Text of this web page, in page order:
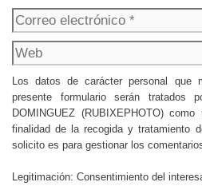
Los datos de carácter personal que
presente formulario serán tratados
DOMINGUEZ (RUBIXEPHOTO)
finalidad de la recogida y tratamiento
solicito es para gestionar los
Legitimación: Consentimiento del